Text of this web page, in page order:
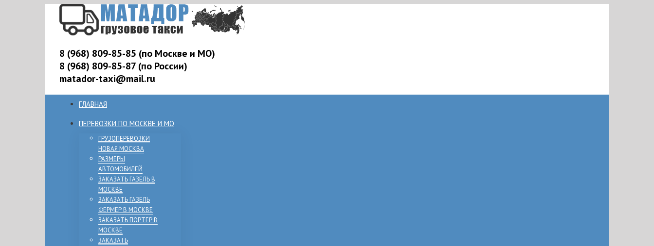
8 (968) 809-85-85 (по Москве и МО)
8 (968) 809-85-87 (по России)
matador-taxi@mail.ru
ГЛАВНАЯ
ПЕРЕВОЗКИ ПО МОСКВЕ И МО
ГРУЗОПЕРЕВОЗКИ
НОВАЯ МОСКВА
РАЗМЕРЫ
АВТОМОБИЛЕЙ
ЗАКАЗАТЬ ГАЗЕЛЬ В
МОСКВЕ
ЗАКАЗАТЬ ГАЗЕЛЬ
ФЕРМЕР В МОСКВЕ
ЗАКАЗАТЬ ПОРТЕР В
МОСКВЕ
ЗАКАЗАТЬ